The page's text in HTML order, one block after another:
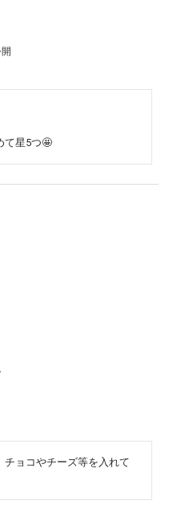
て星5つ🤩
チョコやチーズ等を入れて